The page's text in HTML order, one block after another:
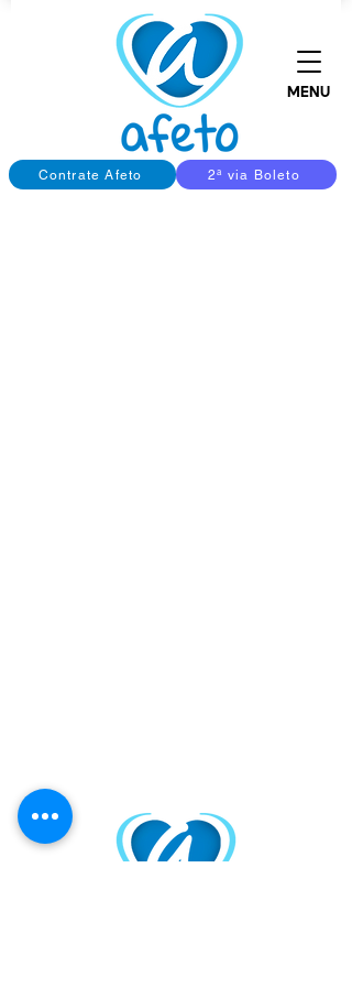
MENU
Contrate Afeto 2ª via Boleto